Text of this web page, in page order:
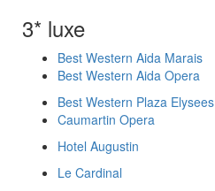
3* luxe
Best Western Aida Marais
Best Western Aida Opera
Best Western Plaza Elysees
Caumartin Opera
Hotel Augustin
Le Cardinal